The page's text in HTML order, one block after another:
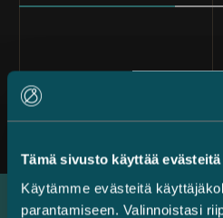
Tämä sivusto käyttää evästeitä
Käytämme evästeitä
parantamiseen. Valinnoistasi